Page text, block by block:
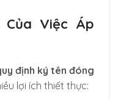
Việc Áp
định ký tên đóng
lợi ích thiết thực: